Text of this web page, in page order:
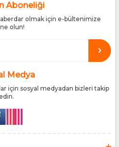
Türkiye’de Cantu, Wilkinson
markaların tüm ürünlerini ithal
orijinallik belgeleri ve
ürünlerin en güvenilir şekilde
Amacımız, dünya
hitap eden bu markaları,
ve orijinal bir şekilde
Aboneliği
olmak için e-bültenimize
olun!
Medya
için sosyal medyadan bizleri takip